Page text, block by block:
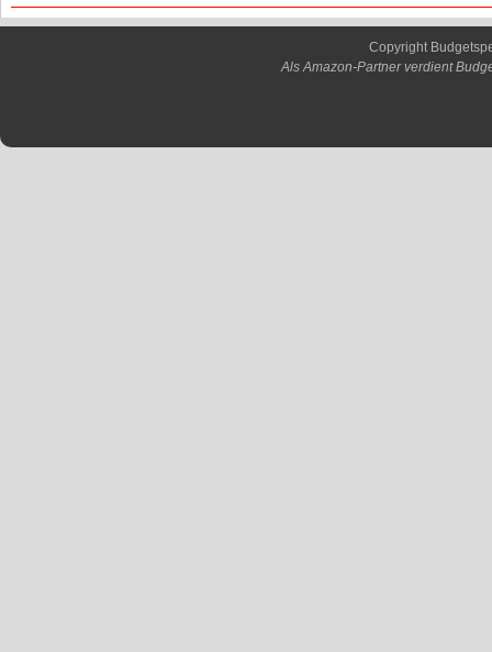
Copyright
Als Amazon-Partner verdient